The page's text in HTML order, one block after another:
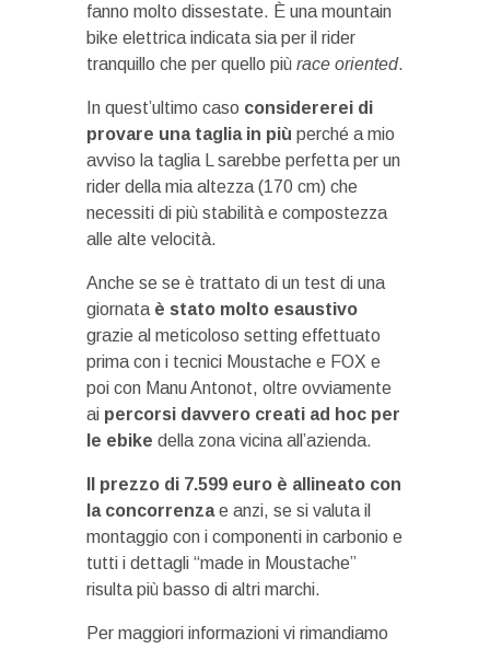
fanno molto dissestate. È una mountain
bike elettrica indicata sia per il rider
tranquillo che per quello più race oriented.
In quest’ultimo caso considererei di
provare una taglia in più perché a mio
avviso la taglia L sarebbe perfetta per un
rider della mia altezza (170 cm) che
necessiti di più stabilità e compostezza
alle alte velocità.
Anche se se è trattato di un test di una
giornata è stato molto esaustivo
grazie al meticoloso setting effettuato
prima con i tecnici Moustache e FOX e
poi con Manu Antonot, oltre ovviamente
ai percorsi davvero creati ad hoc per
le ebike della zona vicina all’azienda.
Il prezzo di 7.599 euro è allineato con
la concorrenzae anzi, se si valuta il
montaggio con i componenti in carbonio e
tutti i dettagli “made in Moustache”
risulta più basso di altri marchi.
Per maggiori informazioni vi rimandiamo